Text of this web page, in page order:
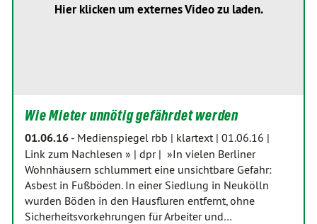
Wie Mieter unnötig gefährdet werden
01.06.16 - Medienspiegel rbb | klartext | 01.06.16 |
Link zum Nachlesen » | dpr | »In vielen Berliner
Wohnhäusern schlummert eine unsichtbare Gefahr:
Asbest in Fußböden. In einer Siedlung in Neukölln
wurden Böden in den Hausfluren entfernt, ohne
Sicherheitsvorkehrungen für Arbeiter und…
Hier klicken um externes Video zu laden.